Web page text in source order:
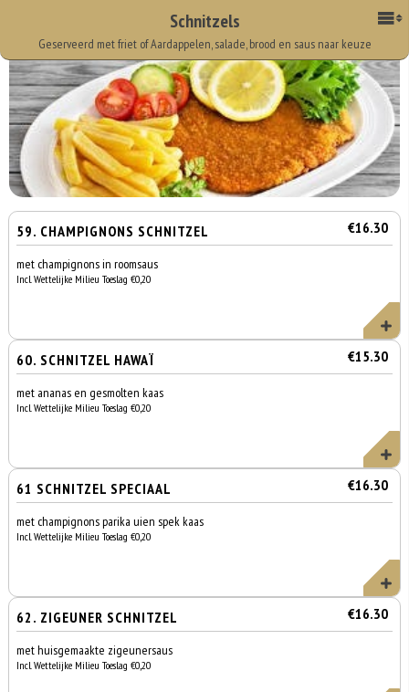
Schnitzels
Geserveerd met friet of Aardappelen, salade, brood en saus naar keuze
59. CHAMPIGNONS SCHNITZEL €16.30
met champignons in roomsaus
Incl. Wettelijke Milieu Toeslag €0,20
60. SCHNITZEL HAWAÏ €15.30
met ananas en gesmolten kaas
Incl. Wettelijke Milieu Toeslag €0,20
61 SCHNITZEL SPECIAAL €16.30
met champignons parika uien spek kaas
Incl. Wettelijke Milieu Toeslag €0,20
62. ZIGEUNER SCHNITZEL €16.30
met huisgemaakte zigeunersaus
Incl. Wettelijke Milieu Toeslag €0,20